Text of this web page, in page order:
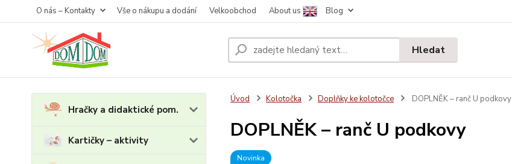
O nás – Kontakty Vše o nákupu a dodání Velkoobchod About us Blog
Hledat
Hračky a didaktické pom.
Kartičky – aktivity
Úvod Kolotočka Doplňky ke kolotočce DOPLNĚK – ranč U podkovy
DOPLNĚK – ranč U podkovy
Novinka